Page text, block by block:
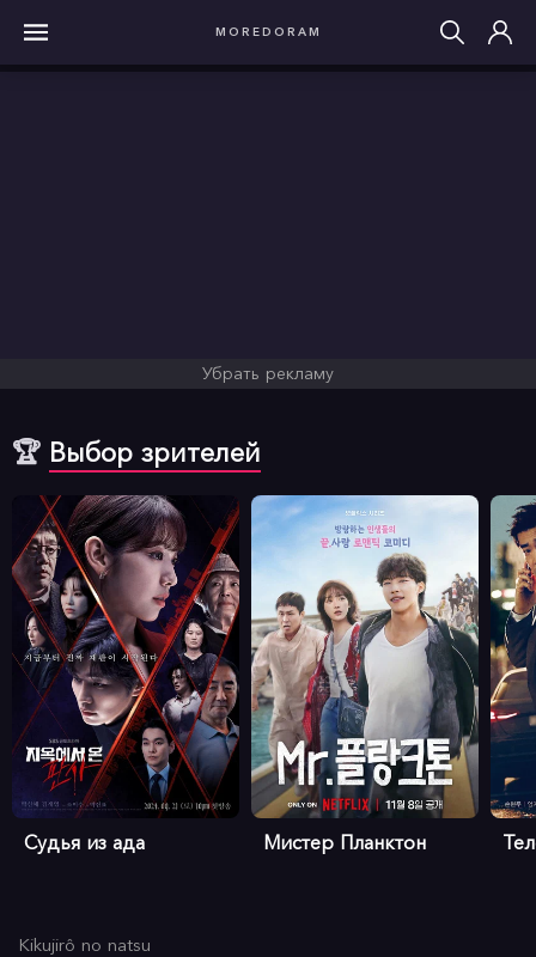
MOREDORAM
Убрать рекламу
🏆 Выбор зрителей
Судья из ада Мистер Планктон
Kikujirô no natsu